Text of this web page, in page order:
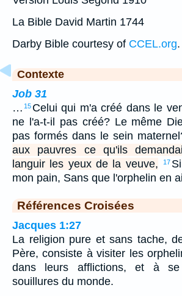
La Bible David Martin 1744
Darby Bible courtesy of CCEL.org.
Contexte
Job 31
… 15 Celui qui m'a créé dans le
ne l'a-t-il pas créé? Le même
pas formés dans le sein
aux pauvres ce qu'ils
languir les yeux de la veuve,
17
mon pain, Sans que l'orphelin en
Références Croisées
Jacques 1:27
La religion pure et sans tache,
Père, consiste à visiter les
dans leurs afflictions, et à se
souillures du monde.